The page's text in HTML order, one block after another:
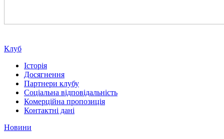
Клуб
Історія
Досягнення
Партнери клубу
Соціальна відповідальність
Комерційна пропозиція
Контактні дані
Новини